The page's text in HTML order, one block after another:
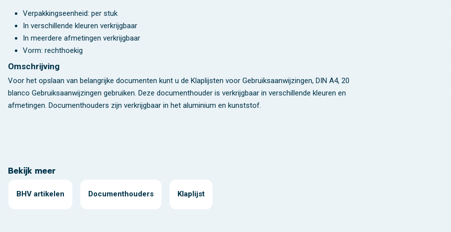
Verpakkingseenheid: per stuk
In verschillende kleuren verkrijgbaar
In meerdere afmetingen verkrijgbaar
Vorm: rechthoekig
Omschrijving
Voor het opslaan van belangrijke documenten kunt u de Klaplijsten voor Gebruiksaanwijzingen, DIN A4, 20
blanco Gebruiksaanwijzingen gebruiken. Deze documenthouder is verkrijgbaar in verschillende kleuren en
afmetingen. Documenthouders zijn verkrijgbaar in het aluminium en kunststof.
Bekijk meer
BHV artikelen Documenthouders Klaplijst